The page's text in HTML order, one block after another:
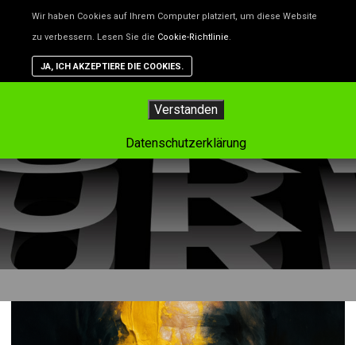
Tag-Archiv:preise
Wir haben Cookies auf Ihrem Computer platziert, um diese Website
zu verbessern. Lesen Sie die Cookie-Richtlinie.
JA, ICH AKZEPTIERE DIE COOKIES.
Unsere Website benutzt Cookies – das sind kleine Dateien,
helfen, die Website besser zu machen. Wenn du nicht willst,
Browser einstellen. Aber dann funktioniert vielleicht nicht
auf der Website so, wie es soll.
Verstanden
Datenschutzerklärung